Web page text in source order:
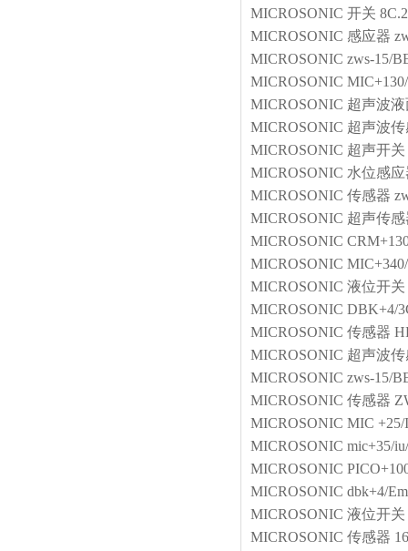
MICROSONIC 开关
MICROSONIC 感应器
MICROSONIC zws-15/
MICROSONIC
MICROSONIC 超声波
MICROSONIC 超声波
MICROSONIC 超声开关
MICROSONIC 水位感应
MICROSONIC 传感器
MICROSONIC 超声传感
MICROSONIC
MICROSONIC
MICROSONIC 液位开关
MICROSONIC DBK+4/
MICROSONIC 传感器
MICROSONIC 超声波
MICROSONIC zws-15/
MICROSONIC 传感器
MICROSONIC MIC
MICROSONIC mic+35/
MICROSONIC
MICROSONIC dbk+4/
MICROSONIC 液位开关
MICROSONIC 传感器